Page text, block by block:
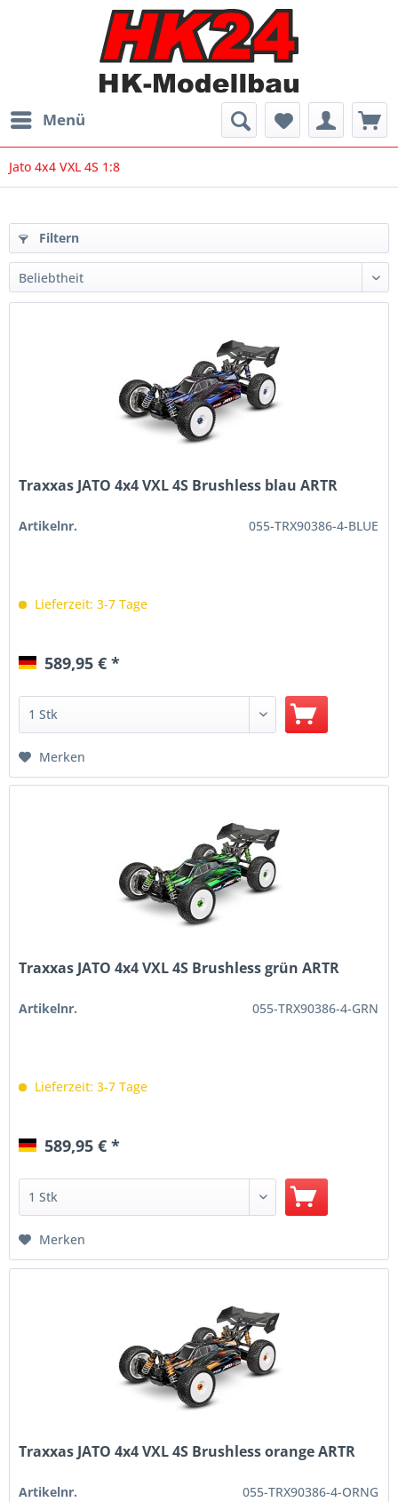
Menü
Jato 4x4 VXL 4S 1:8
Filtern
Traxxas JATO 4x4 VXL 4S Brushless blau ARTR
Artikelnr. 055-TRX90386-4-BLUE
Lieferzeit: 3-7 Tage
589,95 € *
Merken
Traxxas JATO 4x4 VXL 4S Brushless grün ARTR
Artikelnr. 055-TRX90386-4-GRN
Lieferzeit: 3-7 Tage
589,95 € *
Merken
Traxxas JATO 4x4 VXL 4S Brushless orange ARTR
Artikelnr. 055-TRX90386-4-ORNG